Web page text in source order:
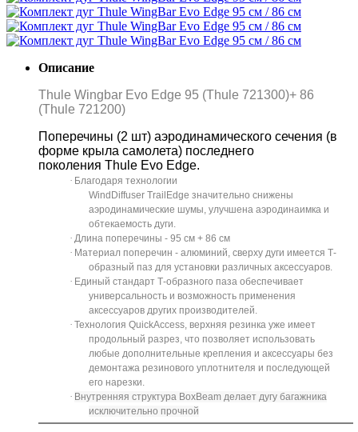
Описание
Thule Wingbar Evo Edge 95 (Thule 721300)+ 86
(Thule 721200)
Поперечины (2 шт) аэродинамического сечения (в
форме крыла самолета) последнего
поколения Thule Evo Edge.
· Благодаря технологии
WindDiffuser TrailEdge значительно снижены
аэродинамические шумы, улучшена аэродинаимка и
обтекаемость дуги.
· Длина поперечины - 95 см + 86 см
· Материал поперечин - алюминий, сверху дуги имеется Т-
образный паз для установки различных аксессуаров.
· Единый стандарт Т-образного паза обеспечивает
универсальность и возможность применения
аксессуаров других производителей.
· Технология QuickAccess, верхняя резинка уже имеет
продольный разрез, что позволяет использовать
любые дополнительные крепления и аксессуары без
демонтажа резинового уплотнителя и последующей
его нарезки.
· Внутренняя структура BoxBeam делает дугу багажника
исключительно прочной